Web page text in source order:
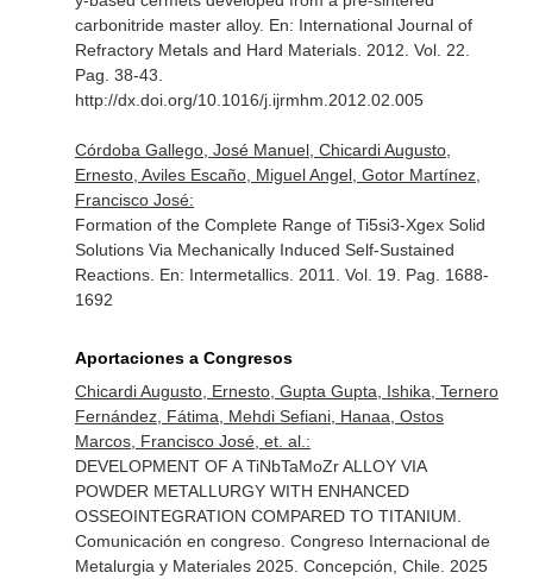
carbonitride master alloy. En: International Journal of
Refractory Metals and Hard Materials. 2012. Vol. 22.
Pag. 38-43.
http://dx.doi.org/10.1016/j.ijrmhm.2012.02.005
Córdoba Gallego, José Manuel, Chicardi Augusto,
Ernesto, Aviles Escaño, Miguel Angel, Gotor Martínez,
Francisco José:
Formation of the Complete Range of Ti5si3-Xgex Solid
Solutions Via Mechanically Induced Self-Sustained
Reactions. En: Intermetallics. 2011. Vol. 19. Pag. 1688-
1692
Aportaciones a Congresos
Chicardi Augusto, Ernesto, Gupta Gupta, Ishika, Ternero
Fernández, Fátima, Mehdi Sefiani, Hanaa, Ostos
Marcos, Francisco José, et. al.:
DEVELOPMENT OF A TiNbTaMoZr ALLOY VIA
POWDER METALLURGY WITH ENHANCED
OSSEOINTEGRATION COMPARED TO TITANIUM.
Comunicación en congreso. Congreso Internacional de
Metalurgia y Materiales 2025. Concepción, Chile. 2025